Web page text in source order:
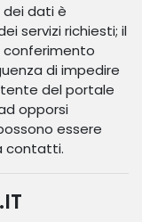
dei dati è
servizi richiesti; il
di impedire
del portale
opporsi
essere
contatti.